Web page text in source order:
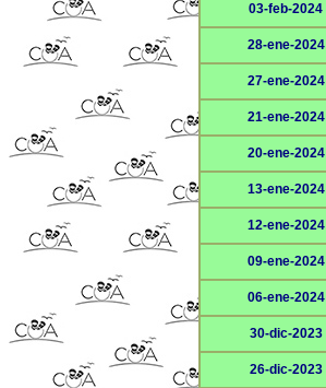
03-feb-2024
28-ene-2024
27-ene-2024
21-ene-2024
20-ene-2024
13-ene-2024
12-ene-2024
09-ene-2024
06-ene-2024
30-dic-2023
26-dic-2023